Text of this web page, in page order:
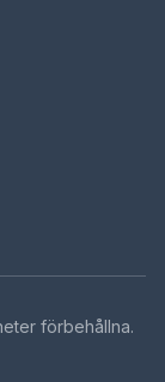
förbehållna.